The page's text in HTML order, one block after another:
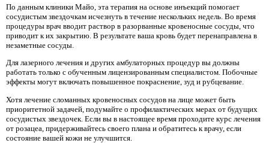
По данным клиники Майо, эта терапия на основе инъекций помогает
сосудистым звездочкам исчезнуть в течение нескольких недель. Во время
процедуры врач вводит раствор в разорванные кровеносные сосуды, что
приводит к их закрытию. В результате ваша кровь будет перенаправлена ​​в
незаметные сосуды.
Для лазерного лечения и других амбулаторных процедур вы должны
работать только с обученным лицензированным специалистом. Побочные
эффекты могут включать повышенное покраснение, зуд и рубцевание.
Хотя лечение сломанных кровеносных сосудов на лице может быть
приоритетной задачей, подумайте о профилактических мерах от будущих
сосудистых звездочек. Если вы в настоящее время проходите курс лечения
от розацеа, придерживайтесь своего плана и обратитесь к врачу, если
состояние вашей кожи не улучшится.